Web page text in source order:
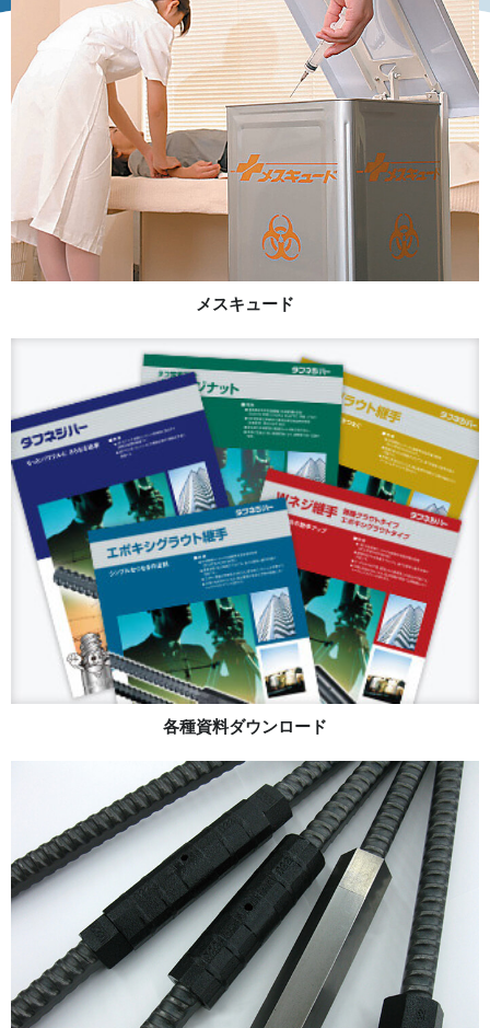
メスキュード
各種資料ダウンロード